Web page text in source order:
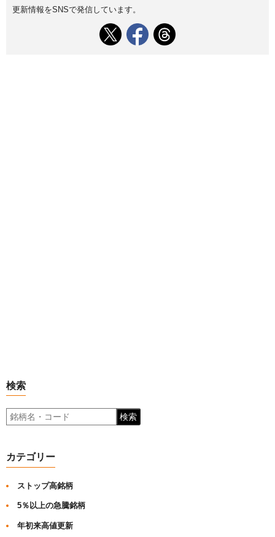
更新情報をSNSで発信しています。
検索
検索
カテゴリー
ストップ高銘柄
5％以上の急騰銘柄
年初来高値更新